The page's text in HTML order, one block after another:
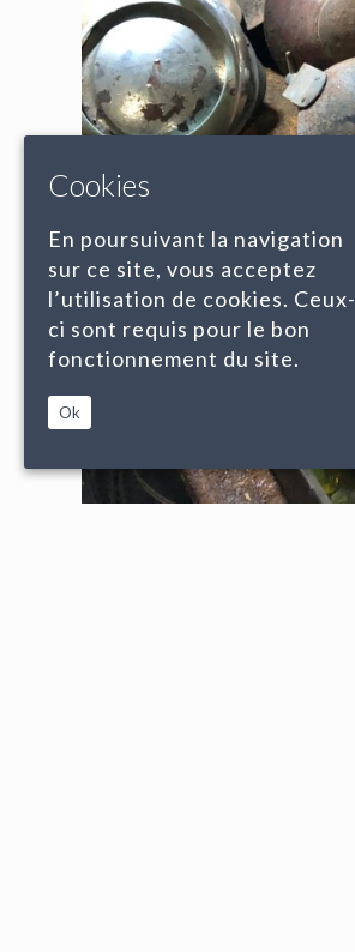
Cookies
En poursuivant la navigation
sur ce site, vous acceptez
l’utilisation de cookies. Ceux-
ci sont requis pour le bon
fonctionnement du site.
Ok